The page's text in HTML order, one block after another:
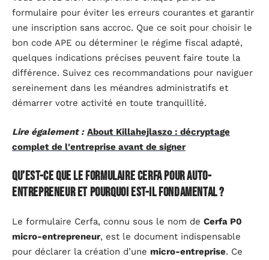
formulaire pour éviter les erreurs courantes et garantir
une inscription sans accroc. Que ce soit pour choisir le
bon code APE ou déterminer le régime fiscal adapté,
quelques indications précises peuvent faire toute la
différence. Suivez ces recommandations pour naviguer
sereinement dans les méandres administratifs et
démarrer votre activité en toute tranquillité.
Lire également : About Killahejlaszo : décryptage
complet de l'entreprise avant de signer
Qu’est-ce que le formulaire Cerfa pour auto-
entrepreneur et pourquoi est-il fondamental ?
Le formulaire Cerfa, connu sous le nom de Cerfa P0
micro-entrepreneur, est le document indispensable
pour déclarer la création d’une micro-entreprise. Ce